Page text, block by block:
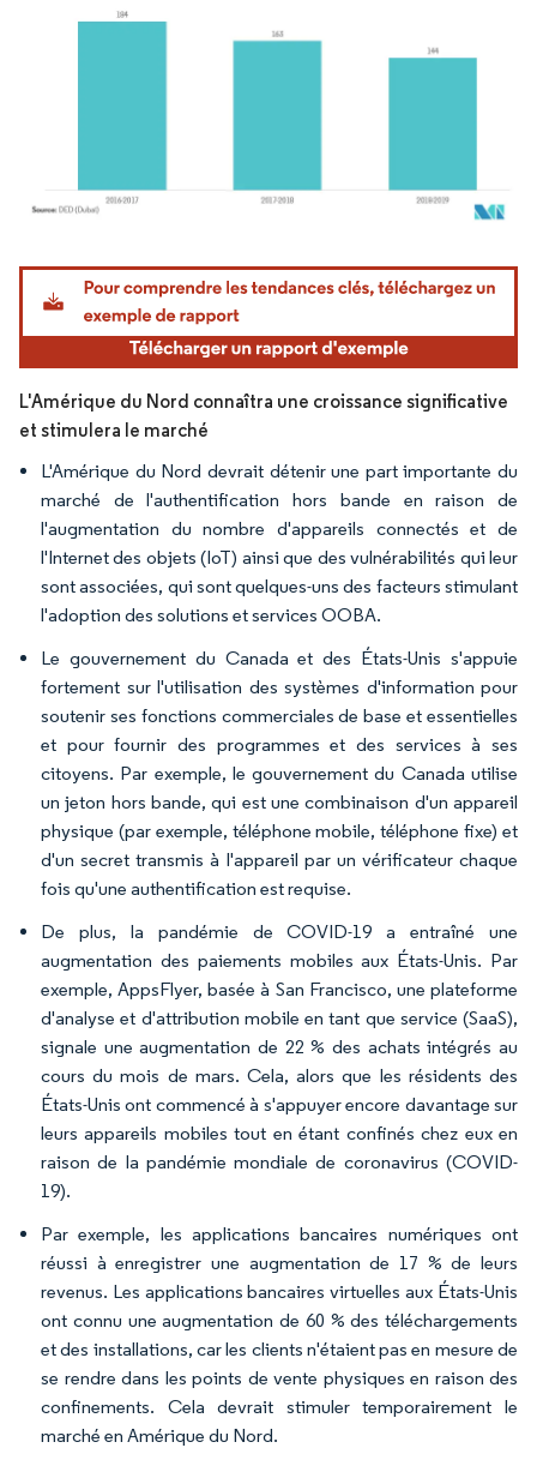
Image © Mordor Intelligence. La réutilisation nécessite une attribution sous CC BY
L'Amérique du Nord connaîtra une croissance significative
et stimulera le marché
L'Amérique du Nord devrait détenir une part importante du
marché de l'authentification hors bande en raison de
l'augmentation du nombre d'appareils connectés et de
l'Internet des objets (IoT) ainsi que des vulnérabilités qui leur
sont associées, qui sont quelques-uns des facteurs stimulant
l'adoption des solutions et services OOBA.
Le gouvernement du Canada et des États-Unis s'appuie
fortement sur l'utilisation des systèmes d'information pour
soutenir ses fonctions commerciales de base et essentielles
et pour fournir des programmes et des services à ses
citoyens. Par exemple, le gouvernement du Canada utilise
un jeton hors bande, qui est une combinaison d'un appareil
physique (par exemple, téléphone mobile, téléphone fixe) et
d'un secret transmis à l'appareil par un vérificateur chaque
fois qu'une authentification est requise.
De plus, la pandémie de COVID-19 a entraîné une
augmentation des paiements mobiles aux États-Unis. Par
exemple, AppsFlyer, basée à San Francisco, une plateforme
d'analyse et d'attribution mobile en tant que service (SaaS),
signale une augmentation de 22 % des achats intégrés au
cours du mois de mars. Cela, alors que les résidents des
États-Unis ont commencé à s'appuyer encore davantage sur
leurs appareils mobiles tout en étant confinés chez eux en
raison de la pandémie mondiale de coronavirus (COVID-
19).
Par exemple, les applications bancaires numériques ont
réussi à enregistrer une augmentation de 17 % de leurs
revenus. Les applications bancaires virtuelles aux États-Unis
ont connu une augmentation de 60 % des téléchargements
et des installations, car les clients n'étaient pas en mesure de
se rendre dans les points de vente physiques en raison des
confinements. Cela devrait stimuler temporairement le
marché en Amérique du Nord.